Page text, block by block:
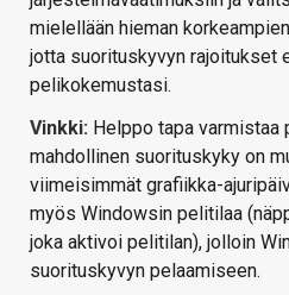
mielellään hieman
jotta suorituskyvyn rajoitukset
pelikokemustasi.
Vinkki: Helppo tapa varmistaa
mahdollinen suorituskyky on
viimeisimmät grafiikka-
myös Windowsin pelitilaa
joka aktivoi pelitilan), jolloin
suorituskyvyn pelaamiseen.